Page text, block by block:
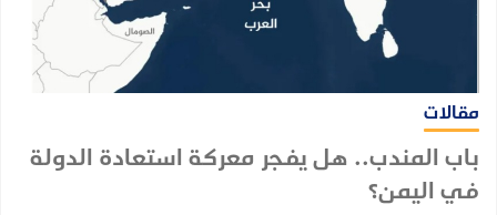
مقالات
باب المندب.. هل يفجر معركة استعادة الدولة
في اليمن؟